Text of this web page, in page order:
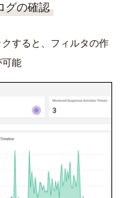
グの確認
すると、フィルタの作
可能